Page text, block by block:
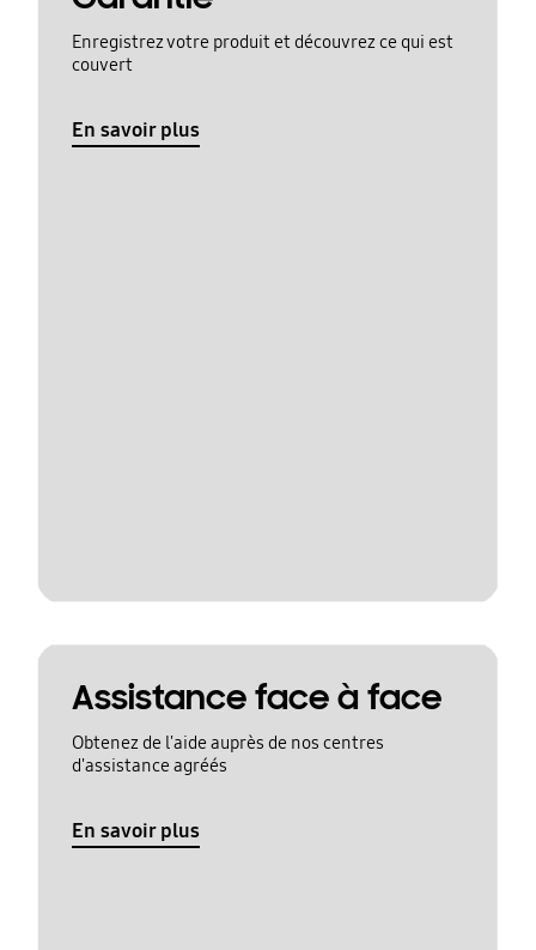
Enregistrez votre produit et découvrez ce qui est
couvert
En savoir plus
Assistance face à face
Obtenez de l'aide auprès de nos centres
d'assistance agréés
En savoir plus